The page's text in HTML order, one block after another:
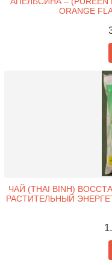
ORANGE
ЧАЙ (THAI BINH)
РАСТИТЕЛЬНЫЙ